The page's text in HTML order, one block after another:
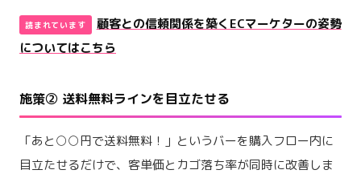
顧客との信頼関係を築くECマーケターの姿勢
についてはこちら
施策② 送料無料ラインを目立たせる
「あと○○円で送料無料！」というバーを購入フロー内に
目立たせるだけで、客単価とカゴ落ち率が同時に改善しま